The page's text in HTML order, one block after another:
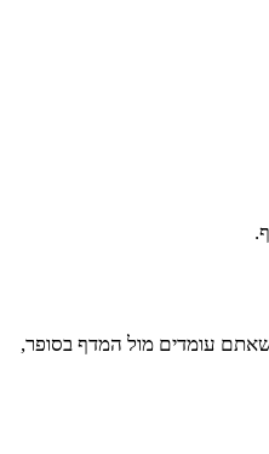
עומדים מול המדף בסופר,